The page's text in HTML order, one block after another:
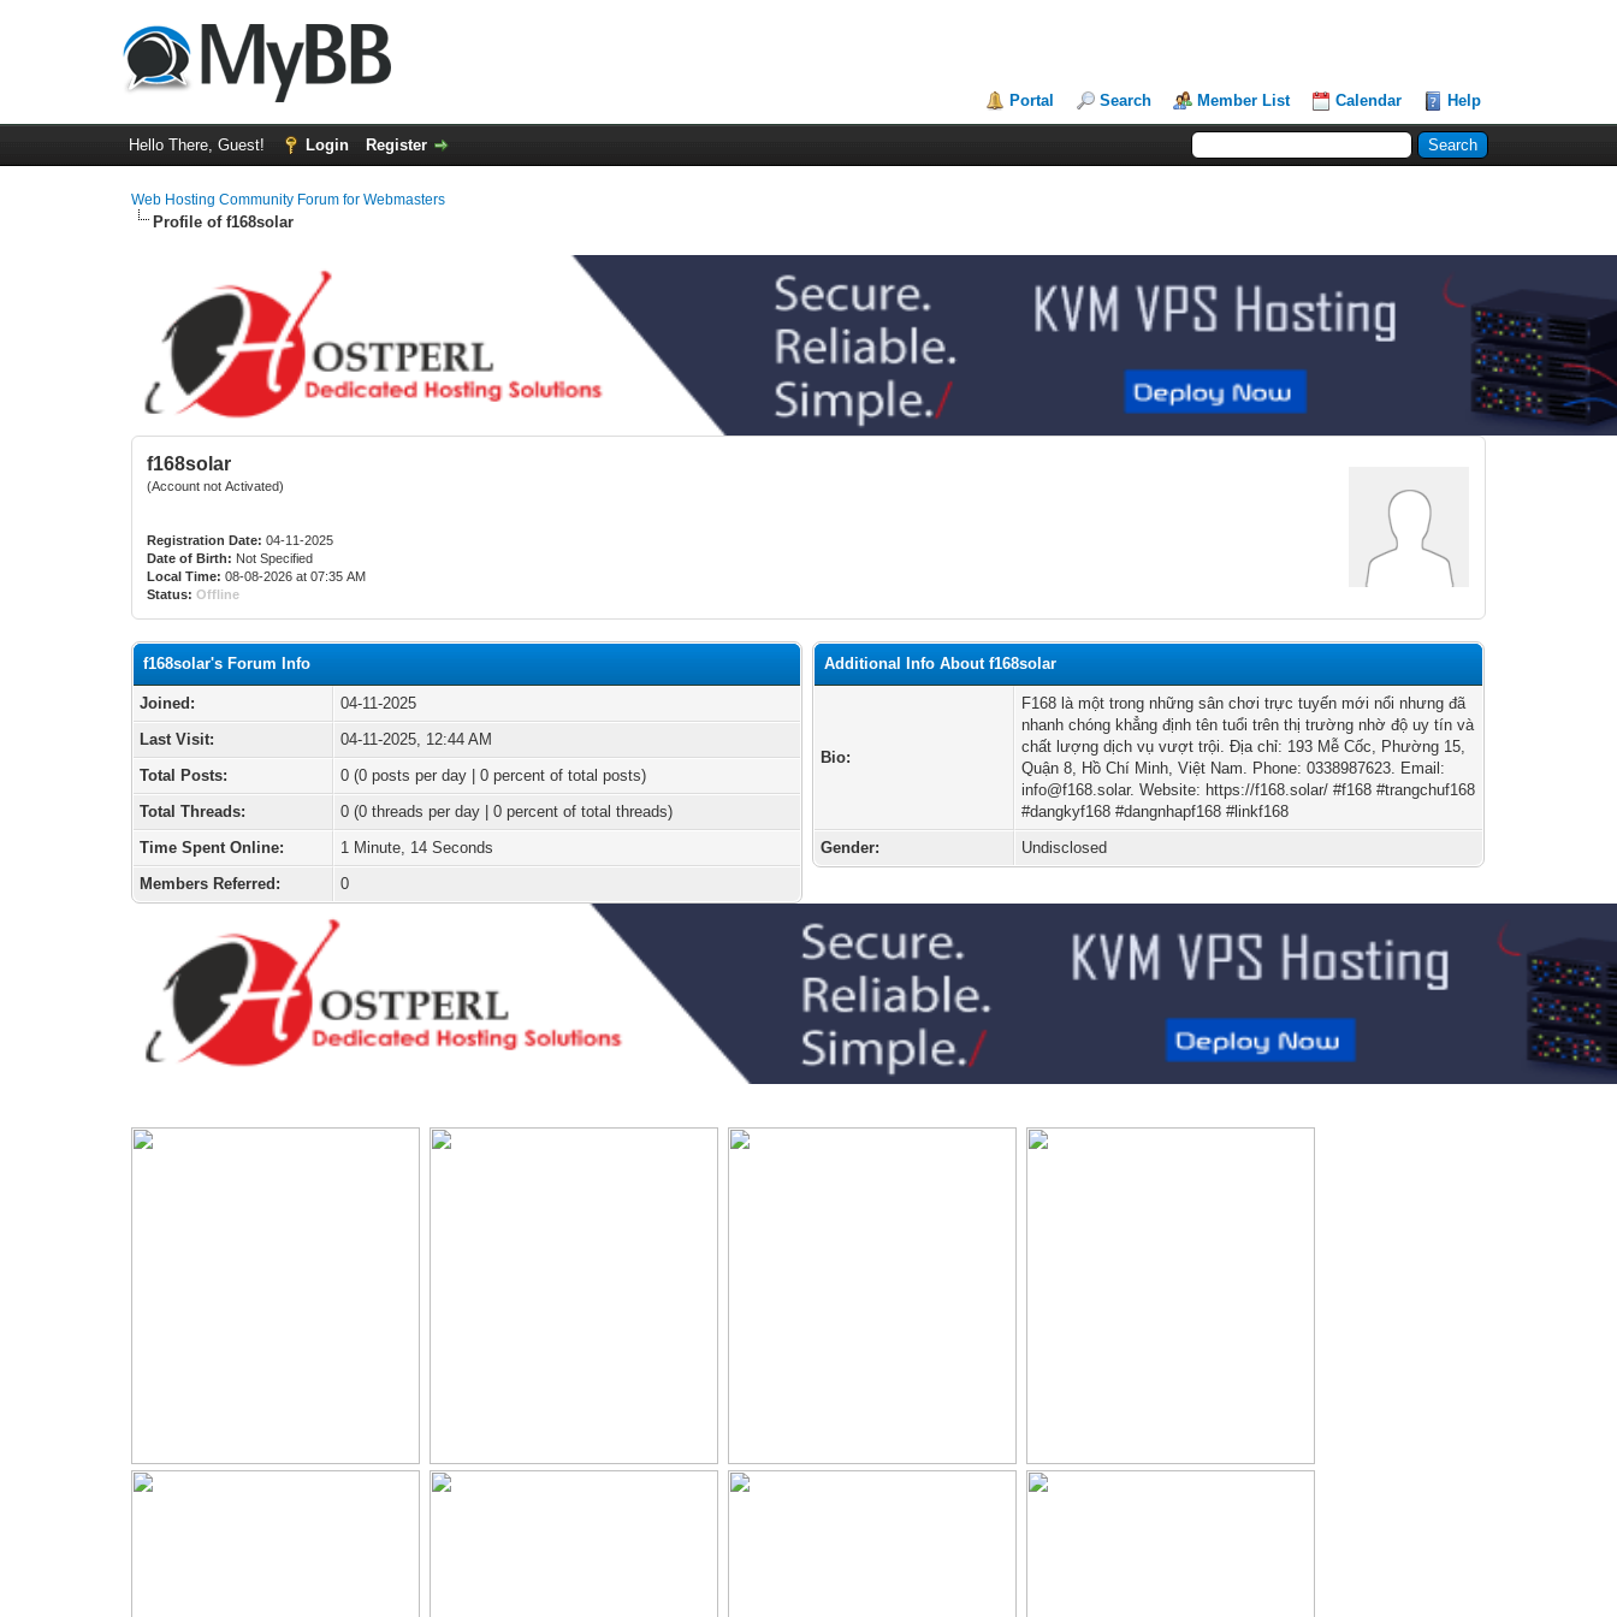
Portal Search Member List Calendar Help
Hello There, Guest! Login Register
Web Hosting Community Forum for Webmasters
Profile of f168solar
f168solar
(Account not Activated)
Registration Date: 04-11-2025
Date of Birth: Not Specified
Local Time: 08-08-2026 at 07:35 AM
Status: Offline
f168solar's Forum Info
Joined:
04-11-2025
Last Visit:
04-11-2025, 12:44 AM
Total Posts:
0 (0 posts per day | 0 percent of total posts)
Total Threads:
0 (0 threads per day | 0 percent of total threads)
Time Spent Online:
1 Minute, 14 Seconds
Members Referred:
0
Additional Info About f168solar
Bio:
F168 là một trong những sân chơi trực tuyến mới nổi nhưng đã
nhanh chóng khẳng định tên tuổi trên thị trường nhờ độ uy tín và
chất lượng dịch vụ vượt trội. Địa chỉ: 193 Mễ Cốc, Phường 15,
Quận 8, Hồ Chí Minh, Việt Nam. Phone: 0338987623. Email:
info@f168.solar. Website: https://f168.solar/ #f168 #trangchuf168
#dangkyf168 #dangnhapf168 #linkf168
Gender:
Undisclosed